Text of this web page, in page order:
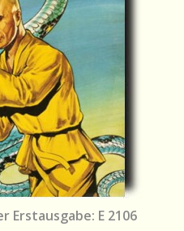
Erstausgabe: E 2106